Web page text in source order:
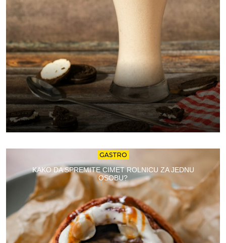
GASTRO
KAKO DA SPREMITE CIMET ROLNICU ZA JEDNU
OSOBU?